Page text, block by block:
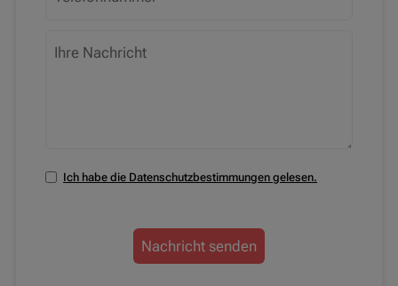
Ich habe die Datenschutzbestimmungen gelesen.
Nachricht senden